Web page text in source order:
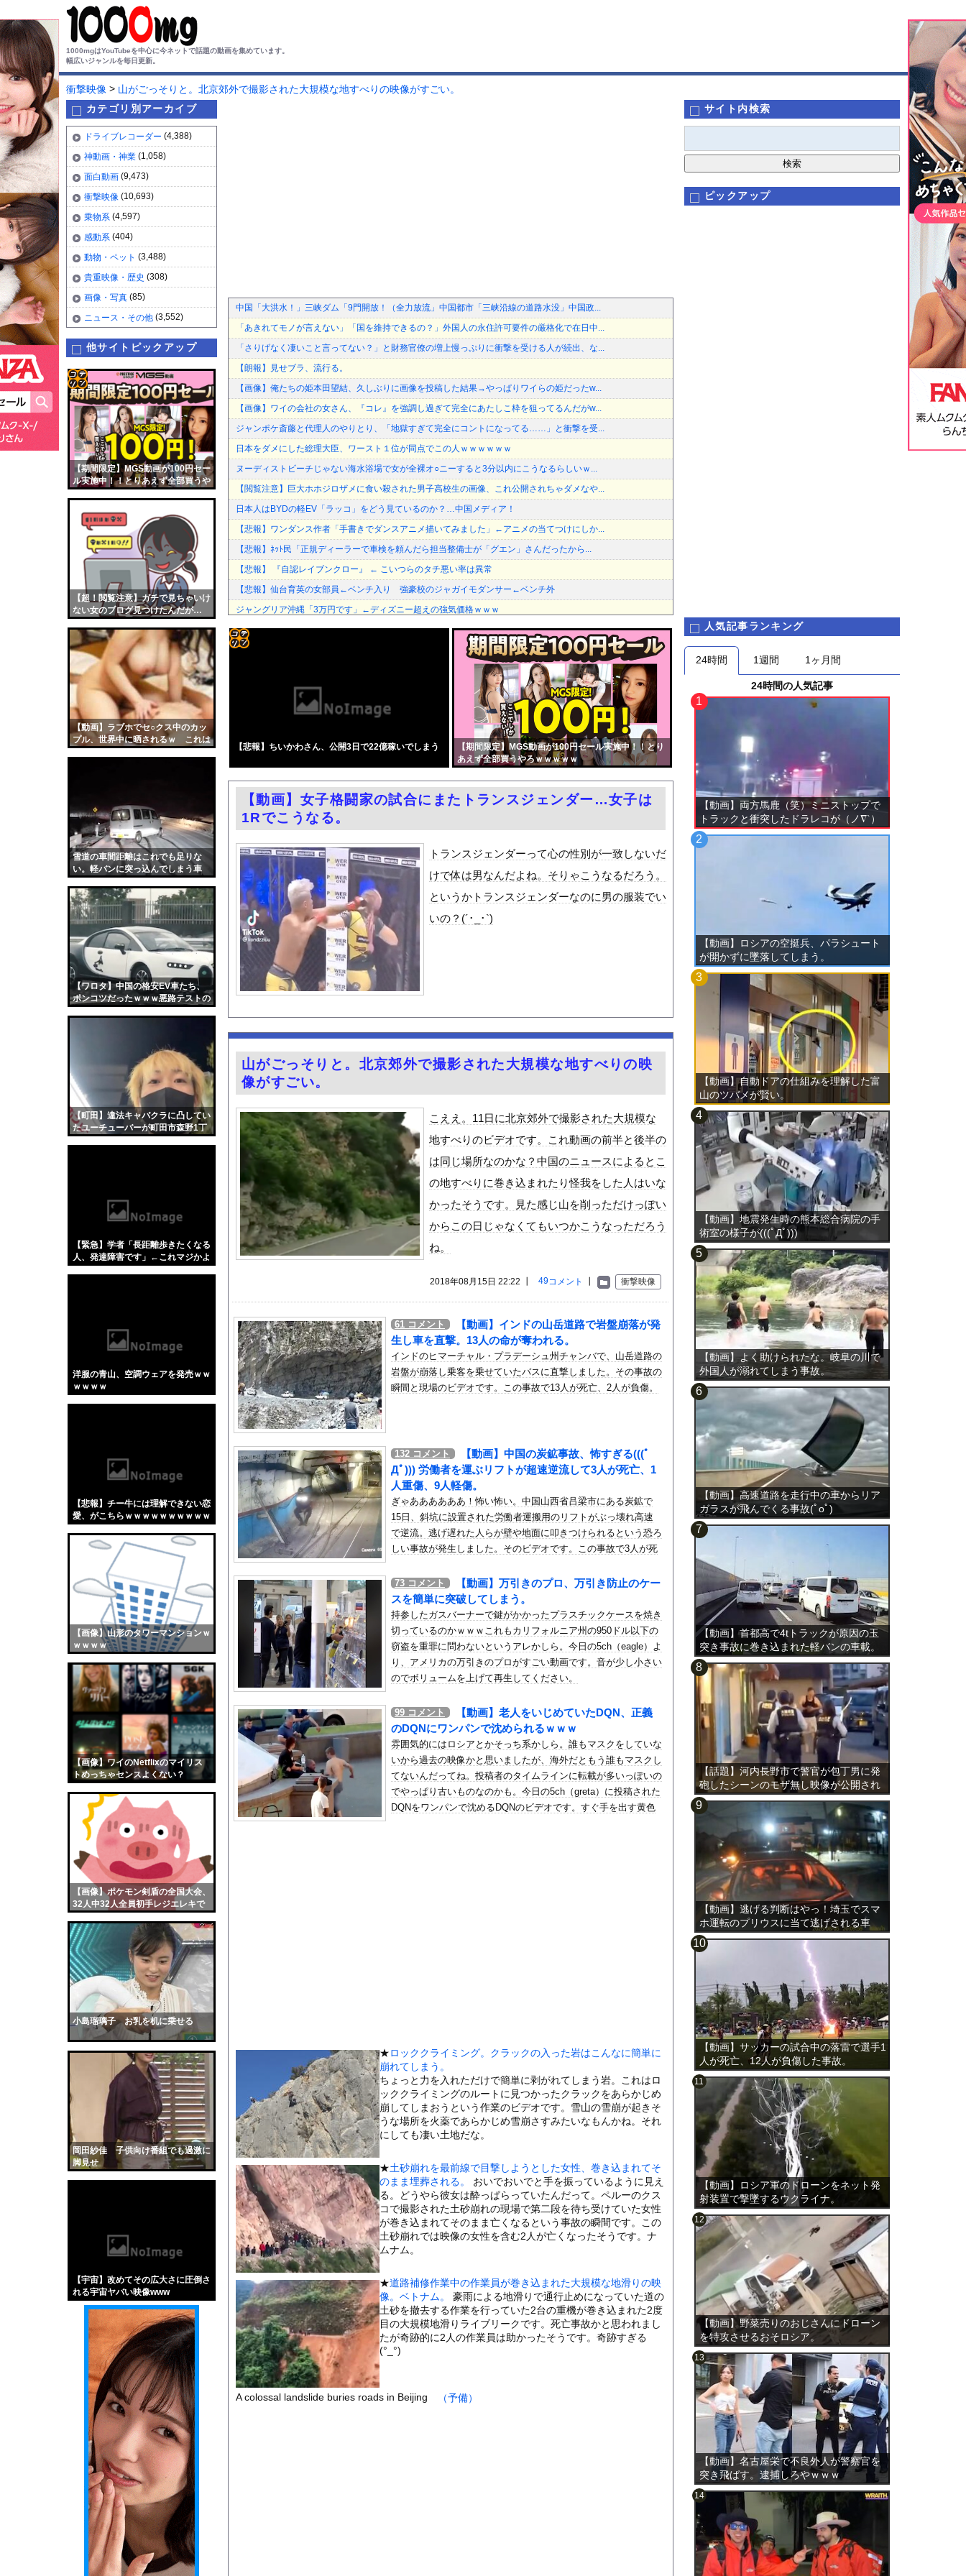
1000mgはYouTubeを中心に今ネットで話題の動画を集めています。
幅広いジャンルを毎日更新。
衝撃映像 > 山がごっそりと。北京郊外で撮影された大規模な地すべりの映像がすごい。
カテゴリ別アーカイブ
ドライブレコーダー (4,388)
神動画・神業 (1,058)
面白動画 (9,473)
衝撃映像 (10,693)
乗物系 (4,597)
感動系 (404)
動物・ペット (3,488)
貴重映像・歴史 (308)
画像・写真 (85)
ニュース・その他 (3,552)
他サイトピックアップ
【期間限定】MGS動画が100円セー
ル実施中！！とりあえず全部買うや
【超！閲覧注意】ガチで見ちゃいけ
ない女のブログ見つけたんだが…
【動画】ラブホでセ○クス中のカッ
プル、世界中に晒されるｗ これは
雪道の車間距離はこれでも足りな
い。軽バンに突っ込んでしまう車
【ワロタ】中国の格安EV車たち、
ポンコツだったｗｗｗ悪路テストの
【町田】違法キャバクラに凸してい
たユーチューバーが町田市森野1丁
【緊急】学者「長距離歩きたくなる
人、発達障害です」←これマジかよ
洋服の青山、空調ウェアを発売ｗｗ
ｗｗｗｗ
【悲報】チー牛には理解できない恋
愛、がこちらｗｗｗｗｗｗｗｗｗｗ
【画像】山形のタワーマンションｗ
ｗｗｗｗ
【画像】ワイのNetflixのマイリス
トめっちゃセンスよくない？
【画像】ポケモン剣盾の全国大会、
32人中32人全員初手レジエレキで
小島瑠璃子 お乳を机に乗せる
岡田紗佳 子供向け番組でも過激に
脚見せ
【宇宙】改めてその広大さに圧倒さ
れる宇宙ヤバい映像www
コテ
リン
- 固
定リ
ンク
自動
中国「大洪水！」三峡ダム「9門開放！（全力放流」中国都市「三峡沿線の道路水没」中国政...
「あきれてモノが言えない」「国を維持できるの？」外国人の永住許可要件の厳格化で在日中...
「さりげなく凄いこと言ってない？」と財務官僚の増上慢っぷりに衝撃を受ける人が続出、な...
【朗報】見せブラ、流行る。
【画像】俺たちの姫本田望結、久しぶりに画像を投稿した結果→やっぱりワイらの姫だったw...
【画像】ワイの会社の女さん、『コレ』を強調し過ぎて完全にあたしこ枠を狙ってるんだがw...
ジャンポケ斎藤と代理人のやりとり、「地獄すぎて完全にコントになってる……」と衝撃を受...
日本をダメにした総理大臣、ワースト１位が同点でこの人ｗｗｗｗｗｗ
ヌーディストビーチじゃない海水浴場で女が全裸オ○ニーすると3分以内にこうなるらしいｗ...
【閲覧注意】巨大ホホジロザメに食い殺された男子高校生の画像、これ公開されちゃダメなや...
日本人はBYDの軽EV「ラッコ」をどう見ているのか？…中国メディア！
【悲報】ワンダンス作者「手書きでダンスアニメ描いてみました」←アニメの当てつけにしか...
【悲報】ﾈｯﾄ民「正規ディーラーで車検を頼んだら担当整備士が「グエン」さんだったから...
【悲報】 『自認レイブンクロー』 ← こいつらのタチ悪い率は異常
【悲報】仙台育英の女部員←ベンチ入り 強豪校のジャガイモダンサー←ベンチ外
ジャングリア沖縄「3万円です」←ディズニー超えの強気価格ｗｗｗ
【巨人対ヤクルト18回戦】巨人、3回裏無死二三塁から笹原の2点タイムリーで勝ち越し！...
【悲報】スマホゲーム会社さん、”サ終”相次ぎ倒産しまくってる模様
高市総理「物価上昇を上回る賃上げを日本に定着させる」 →国家公務員月給3.51％増へ...
お前らがメイドイン韓国で認めてるもの 「キムチ」あと3つは？
小倉ゆうか（元・小倉優香）がグラビア復帰！結局、脱ぐしかないｗｗｗｗ
「BYD RACCOは利便性より安全性を優先した設計」とEV推進派がスカスカ構造を絶...
【画像】コメ 損切り加速ｗｗｗｗｗｗｗｗｗ
「外国人受け入れ反対」大幅増 若い世代で多く
乳首の立ちっぷりが凄い女社長のひなの花音が中出し解禁
【ニュース】 広島記念公園を追い出された左翼さん、流石にキモすぎて炎上
エロ漫画『冥婚の花嫁』をrawやhitomiを使わずに無料で読む方法│五梅
路上駐車経験率が過去最少の21%へ低下！タイムズ会員にアンケート
中国「大洪水！」三峡ダム「9門開放！（全力放流」中国都市「三峡沿線の道路水没」中国政...
職場の人妻と不倫をして、ついに、、、
韓国国会、サッカー前代表監督を追及「なぜ負けたのか」
日本旅行キャンセルすべきか…1万年ぶり史上最大級の火山の兆し＝韓国の反応
うちのネコが目の前にいた。私が上に物を投げるフリをする → 猫はこうなります…
お前ら「日本も核武装汁！」←１万発の核弾頭どこに
【画像】小倉優子(42)、大学の友達と初めての飲み会wwwwwww
パチンコスロット中毒者達がハマる前に見たかった動画
『悪役令嬢転生おじさん』6話感想 モブ令嬢に絡まれるアンナ！
おすすめのG-SHOCK教えろ。それ買う。ちな現場仕事
家系ラーメンにチャーシューとキャベツをトッピングして食べるのが好き
TBS新人アナ ブラチラ、お尻くっきり、Y字開脚！！
【悲報】ラッパーさん、札束披露するもネット民から新社会人の初ボーナスくらいしかないと...
【悲報】BYDの軽EVラッコを自動車評論家が褒めてる日本、中国人からは馬鹿にされてる...
グラビア界の“がん攻めルーキー”三園響子にがん攻めされたいよな！
今の時期 河口で釣れる美味い魚教えて
【Xの車窓から】オービスかと思ったら野生の炊飯器で草 ほか
【ポロリ悲話】ネットで拡散してるおっぱいポロリ動画、何故か叩かれる・・・
【衝撃】「かわいい虫」ランキング、ついに発表される
【エ□画像】 ビリー・アイリッシュ、マ○コ（女性器）披露
【悲報】ラッパーさん、札束披露するもネット民から新社会人の初ボーナスくらいしかないと...
やっぱり肉が好き
外国人「2026年バロンドールは誰が受賞すべき?」エンバペ、今季無冠でも初受賞か!?...
【にじさんじ】はかちぇ「2足の靴下を履いては洗濯するのを繰り返していたんだけど今日1...
【悲報】韓国人「え待って、何で日本の避難所って10年前と同レベルなの(ドン引き
仲のいいママグループとちょくちょくお互いの家に行き来したりしていたら、まぁ物が無くな...
【エヴァンゲリオン】ロボ道「エヴァンゲリオン弐号機（TVシリーズVer.）」アクショ...
【動画】両方馬鹿（笑）ミニストップでトラックと衝突したドラレコが（ノ∇`）
【悲報】米倉涼子さん、フライデーに不意討ちされてしまうｗｗｗｗｗ（画像あり）
海外「日本なんて行くんじゃなかった…」 日本を知ってしまったディズニー信者、帰国後『...
【画像】エチビデ女優さん、番組の企画でハッスルしすぎてしまうｗｗｗｗｗｗ
ボストン・レッドソックス 64勝51敗 .557 リーグ3位 地区3位 ←これ
【珍報】日向坂さん新曲タイトル、『イチャイチャ虫』ｗｗｗ★2
韓国サッカー協会、外国人審判を性接待で買収しまくっていた事が判明
【画像】おまえらくんの机がこの女の子の椅子にされてたらｗｗｗ
【画像】この女優さん、可愛すぎる
【朗報】齋藤飛鳥、前屈みで完全に見えてる動画が拡散されてしまう…
海外「日本よ、お前がナンバーワンだ」 熊本地震直後の日本の対応のスピードに世界が衝撃
勇気を出して白人美女にチン凸したアジア人短小男
、爆笑されてしまうｗｗｗ
10年もの間浮気してた嫁。まさかと思い長男のDNA鑑定をするがいいな？と問うと、元嫁...
ウクライナ侵攻以降、ロシア軍兵士のHIV感染が2000％急増…ウクライナメディア！
【配信者】「金バエ」のSNS更新が1週間途絶え、様々な憶測が飛び交う。1週間ぶりの投...
【画像】女の子「危機管理フォーーーーム！！！」
【画像】吉川愛さん(26)、縛られてムチムチお乳が強調されてしまう
数人がテーブルの上にいた。彼女が最後に乗ってきた → ファッ！？…
【衝撃】ジムのランニングマシーン占拠してずっと歩いてる男の正体←これｗｗｗｗｗ
道路脇で男性が缶切断していたドラム缶が爆発
【黒歴史】こういう昔の大学ヤリサーの流出エロ動画（顔出し）が一番抜ける
韓国人「安貞桓が韓国代表に激怒！『惨憺たる結果、徹底的な刷新が必要だ』と監督や協会を...
ケンタッキーとか言う唐揚げ屋ｗｗｗｗｗ
【画像】このAVが性癖ブッ刺さりで精子ドクドク作られるわｗｗｗｗ
【悲報】味噌ラーメンで行列、出来ない
【中国】男の子が爆竹に点火 マンホールが爆発しふた吹き飛ぶ
【画像】伊藤舞雪とかいうＡＶ女優ｗｗｗｗｗｗｗｗｗｗw
【緊急】肛門にスティックのり入れたけど出てこないの！！
お知らせ
【動画】これはお見事。中国重慶市で珍しい事故が撮影される。
Powered by livedoor 相互RSS
が管理しています。 RSS設定 更新順130件まで。それ以降の古いものは表
【悲報】ちいかわさん、公開3日で22億稼いでしまう
【期間限定】MGS動画が100円セール実施中！！とり
あえず全部買うやろｗｗｗｗｗ
更新
【動画】女子格闘家の試合にまたトランスジェンダー…女子は
1Rでこうなる。
トランスジェンダーって心の性別が一致しないだ
けで体は男なんだよね。そりゃこうなるだろう。
というかトランスジェンダーなのに男の服装でい
いの？(´･_･`)
山がごっそりと。北京郊外で撮影された大規模な地すべりの映
像がすごい。
こええ。11日に北京郊外で撮影された大規模な
地すべりのビデオです。これ動画の前半と後半の
は同じ場所なのかな？中国のニュースによるとこ
の地すべりに巻き込まれたり怪我をした人はいな
かったそうです。見た感じ山を削っただけっぽい
からこの日じゃなくてもいつかこうなっただろう
ね。
衝撃映像
49コメント
2018年08月15日 22:22 ┃
61 コメント
【動画】インドの山岳道路で岩盤崩落が発
生し車を直撃。13人の命が奪われる。
インドのヒマーチャル・プラデーシュ州チャンバで、山岳道路の
岩盤が崩落し乗客を乗せていたバスに直撃しました。その事故の
瞬間と現場のビデオです。この事故で13人が死亡、2人が負傷。
132 コメント
【動画】中国の炭鉱事故、怖すぎる(((ﾟ
Дﾟ))) 労働者を運ぶリフトが超速逆流して3人が死亡、1
人重傷、9人軽傷。
ぎゃああああああ！怖い怖い。中国山西省吕梁市にある炭鉱で
15日、斜坑に設置された労働者運搬用のリフトがぶっ壊れ高速
で逆流。逃げ遅れた人らが壁や地面に叩きつけられるという恐ろ
しい事故が発生しました。そのビデオです。この事故で3人が死
73 コメント
【動画】万引きのプロ、万引き防止のケー
スを簡単に突破してしまう。
持参したガスバーナーで鍵がかかったプラスチックケースを焼き
切っているのかｗｗｗこれもカリフォルニア州の950ドル以下の
窃盗を重罪に問わないというアレかしら。今日の5ch（eagle）よ
り、アメリカの万引きのプロがすごい動画です。音が少し小さい
のでボリュームを上げて再生してください。
99 コメント
【動画】老人をいじめていたDQN、正義
のDQNにワンパンで沈められるｗｗｗ
雰囲気的にはロシアとかそっち系かしら。誰もマスクをしていな
いから過去の映像かと思いましたが、海外だともう誰もマスクし
てないんだってね。投稿者のタイムラインに転載が多いっぽいの
でやっぱり古いものなのかも。今日の5ch（greta）に投稿された
DQNをワンパンで沈めるDQNのビデオです。すぐ手を出す黄色
★ロッククライミング。クラックの入った岩はこんなに簡単に
崩れてしまう。
ちょっと力を入れただけで簡単に剥がれてしまう岩。これはロ
ッククライミングのルートに見つかったクラックをあらかじめ
崩してしまおうという作業のビデオです。雪山の雪崩が起きそ
うな場所を火薬であらかじめ雪崩さすみたいなもんかね。それ
にしても凄い土地だな。
★土砂崩れを最前線で目撃しようとした女性、巻き込まれてそ
のまま埋葬される。
おいでおいでと手を振っているように見え
る。どうやら彼女は酔っぱらっていたんだって。ペルーのクス
コで撮影された土砂崩れの現場で第二段を待ち受けていた女性
が巻き込まれてそのまま亡くなるという事故の瞬間です。この
土砂崩れでは映像の女性を含む2人が亡くなったそうです。ナ
ムナム。
★道路補修作業中の作業員が巻き込まれた大規模な地滑りの映
像。ベトナム。
豪雨による地滑りで通行止めになっていた道の
土砂を撤去する作業を行っていた2台の重機が巻き込まれた2度
目の大規模地滑りライブリークです。死亡事故かと思われまし
たが奇跡的に2人の作業員は助かったそうです。奇跡すぎる
(°_°)
A colossal landslide buries roads in Beijing （予備）
サイト内検索
ピックアップ
人気記事ランキング
24時間 1週間 1ヶ月間
24時間の人気記事
【動画】両方馬鹿（笑）ミニストップで
トラックと衝突したドラレコが（ノ∇`）
【動画】ロシアの空挺兵、パラシュート
が開かずに墜落してしまう。
【動画】自動ドアの仕組みを理解した富
山のツバメが賢い。
【動画】地震発生時の熊本総合病院の手
術室の様子が(((ﾟДﾟ)))
【動画】よく助けられたな。岐阜の川で
外国人が溺れてしまう事故。
【動画】高速道路を走行中の車からリア
ガラスが飛んでくる事故(ﾟoﾟ)
【動画】首都高で4tトラックが原因の玉
突き事故に巻き込まれた軽バンの車載。
【話題】河内長野市で警官が包丁男に発
砲したシーンのモザ無し映像が公開され
る。
【動画】逃げる判断はやっ！埼玉でスマ
ホ運転のプリウスに当て逃げされる車
載。
【動画】サッカーの試合中の落雷で選手1
人が死亡、12人が負傷した事故。
【動画】ロシア軍のドローンをネット発
射装置で撃墜するウクライナ。
【動画】野菜売りのおじさんにドローン
を特攻させるおそロシア。
【動画】名古屋栄で不良外人が警察官を
突き飛ばす。逮捕しろやｗｗｗ